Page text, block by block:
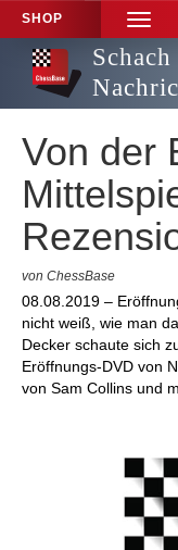
SHOP
TOGGLE
Schach
Von der
von ChessBase
08.08.2019 –
nicht weiß, wie man
Decker schaute sich
Eröffnungs-DVD von
von Sam Collins und